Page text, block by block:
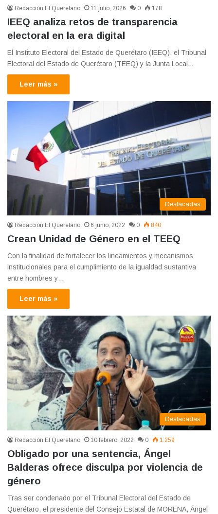
Redacción El Queretano 11 julio, 2026 0 178
IEEQ analiza retos de transparencia
electoral en la era digital
El Instituto Electoral del Estado de Querétaro (IEEQ), el Tribunal
Electoral del Estado de Querétaro (TEEQ) y la Junta Local…
Leer más »
Destacadas
Redacción El Queretano 6 junio, 2022 0 840
Crean Unidad de Género en el TEEQ
Con la finalidad de fortalecer los lineamientos y mecanismos
institucionales para el cumplimiento de la igualdad sustantiva
entre hombres y…
Leer más »
Destacadas
Redacción El Queretano 10 febrero, 2022 0 1.259
Obligado por una sentencia, Ángel
Balderas ofrece disculpa por violencia de
género
Tras ser condenado por el Tribunal Electoral del Estado de
Querétaro, el presidente del Consejo Estatal de MORENA, Ángel